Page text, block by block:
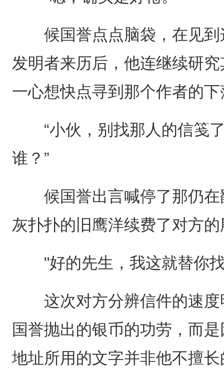
候国誉点点脑袋，在见到
发明者来历后，他连继续研
一心想快点寻到那个作者的下
“小伙，别找那人的信笺了
谁？”
候国誉出言喊停了那仍在
灰扑扑的旧鹰洋续费了对方
"好的先生，我这就替你找
这次对方分辨信件的速度
国誉抛出的银币的功劳，而
地址所用的文字并非他不擅